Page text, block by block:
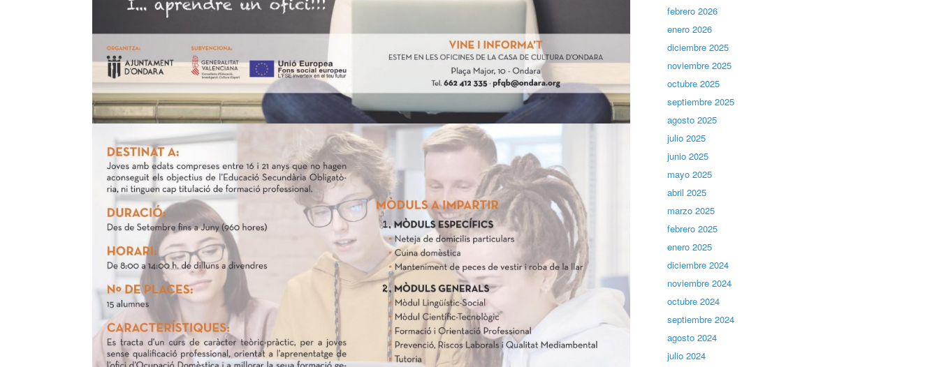
febrero 2026
enero 2026
diciembre 2025
noviembre 2025
octubre 2025
septiembre 2025
agosto 2025
julio 2025
junio 2025
mayo 2025
abril 2025
marzo 2025
febrero 2025
enero 2025
diciembre 2024
noviembre 2024
octubre 2024
septiembre 2024
agosto 2024
julio 2024